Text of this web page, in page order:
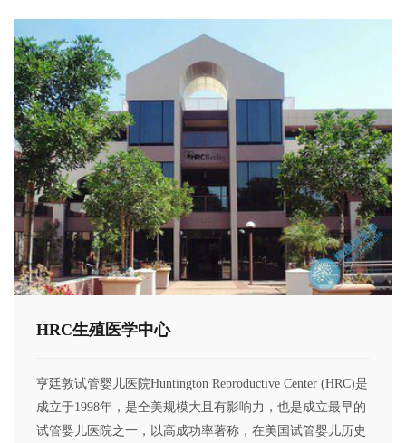
HRC生殖医学中心
亨廷敦试管婴儿医院Huntington Reproductive Center (HRC)是
成立于1998年，是全美规模大且有影响力，也是成立最早的
试管婴儿医院之一，以高成功率著称，在美国试管婴儿历史